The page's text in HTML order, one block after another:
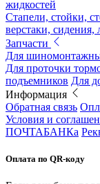
жидкостей
Стапели, стойки,
верстаки, сидения,
Запчасти
Для
Для проточки
подъемников Для
Информация
Обратная связь
Условия и
ПОЧТАБАНКа
Оплата по QR-коду